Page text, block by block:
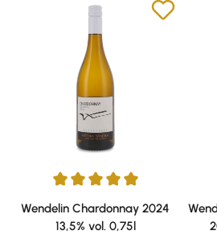
Durchschnittliche Bewertung von 5
Wendelin Chardonnay 2024
13,5% vol. 0,75l